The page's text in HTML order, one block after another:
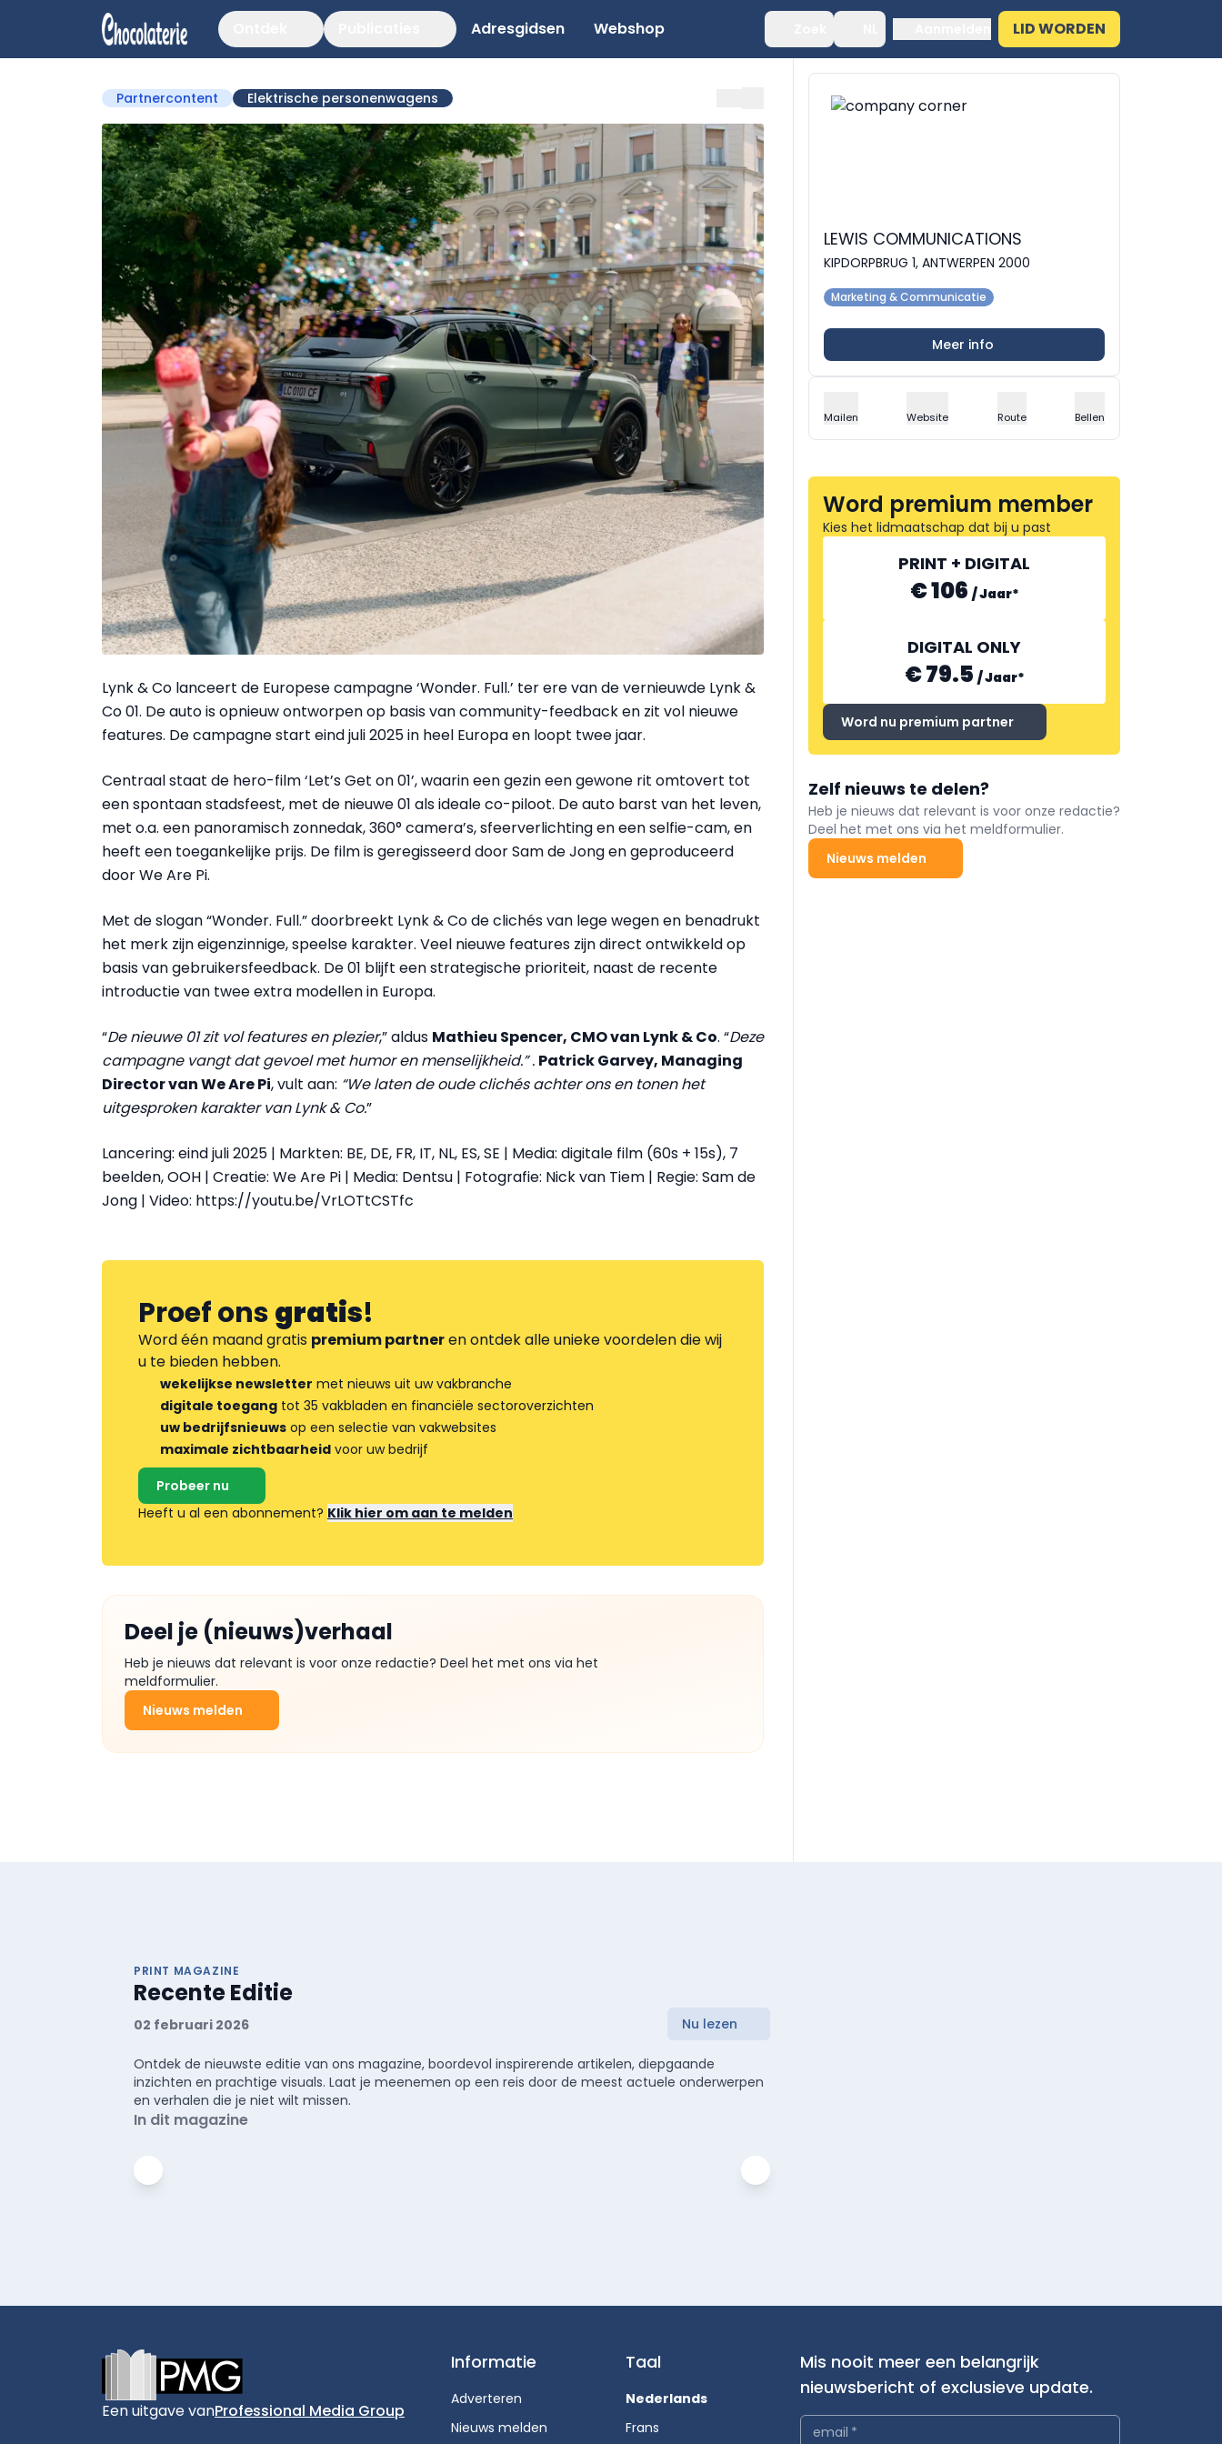
Adresgidsen Webshop LID WORDEN
Partnercontent Elektrische personenwagens
Lynk & Co lanceert de Europese campagne ‘Wonder. Full.’ ter ere van de vernieuwde Lynk &
Co 01. De auto is opnieuw ontworpen op basis van community-feedback en zit vol nieuwe
features. De campagne start eind juli 2025 in heel Europa en loopt twee jaar.
Centraal staat de hero-film ‘Let’s Get on 01’, waarin een gezin een gewone rit omtovert tot
een spontaan stadsfeest, met de nieuwe 01 als ideale co-piloot. De auto barst van het leven,
met o.a. een panoramisch zonnedak, 360° camera’s, sfeerverlichting en een selfie-cam, en
heeft een toegankelijke prijs. De film is geregisseerd door Sam de Jong en geproduceerd
door We Are Pi.
Met de slogan “Wonder. Full.” doorbreekt Lynk & Co de clichés van lege wegen en benadrukt
het merk zijn eigenzinnige, speelse karakter. Veel nieuwe features zijn direct ontwikkeld op
basis van gebruikersfeedback. De 01 blijft een strategische prioriteit, naast de recente
introductie van twee extra modellen in Europa.
“De nieuwe 01 zit vol features en plezier,” aldus Mathieu Spencer, CMO van Lynk & Co. “Deze
campagne vangt dat gevoel met humor en menselijkheid.” . Patrick Garvey, Managing
Director van We Are Pi, vult aan: “We laten de oude clichés achter ons en tonen het
uitgesproken karakter van Lynk & Co.”
Lancering: eind juli 2025 | Markten: BE, DE, FR, IT, NL, ES, SE | Media: digitale film (60s + 15s), 7
beelden, OOH | Creatie: We Are Pi | Media: Dentsu | Fotografie: Nick van Tiem | Regie: Sam de
Jong | Video: https://youtu.be/VrLOTtCSTfc
Proef onsgratis!
Word één maand gratis premium partneren ontdek alle unieke voordelen die wij
u te bieden hebben.
wekelijkse newsletter met nieuws uit uw vakbranche
digitale toegang tot 35 vakbladen en financiële sectoroverzichten
uw bedrijfsnieuws op een selectie van vakwebsites
maximale zichtbaarheid voor uw bedrijf
Probeer nu
Heeft u al een abonnement? Klik hier om aan te melden
Deel je (nieuws)verhaal
Heb je nieuws dat relevant is voor onze redactie? Deel het met ons via het
meldformulier.
Nieuws melden
LEWIS COMMUNICATIONS
KIPDORPBRUG 1, ANTWERPEN 2000
Marketing & Communicatie
Meer info
Mailen Website Route Bellen
Word premium member
Kies het lidmaatschap dat bij u past
PRINT + DIGITAL
€ 106 /Jaar*
DIGITAL ONLY
€ 79.5 /Jaar*
Word nu premium partner
Zelf nieuws te delen?
Heb je nieuws dat relevant is voor onze redactie?
Deel het met ons via het meldformulier.
Nieuws melden
PRINT MAGAZINE
Recente Editie
02 februari 2026 Nu lezen
Ontdek de nieuwste editie van ons magazine, boordevol inspirerende artikelen, diepgaande
inzichten en prachtige visuals. Laat je meenemen op een reis door de meest actuele onderwerpen
en verhalen die je niet wilt missen.
In dit magazine
Een uitgave vanProfessional Media Group
Informatie
Adverteren
Nieuws melden
Taal
Nederlands
Frans
Mis nooit meer een belangrijk
nieuwsbericht of exclusieve update.
email *